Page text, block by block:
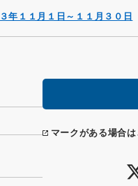
１１月１日～１１月３０日
マークがある場合